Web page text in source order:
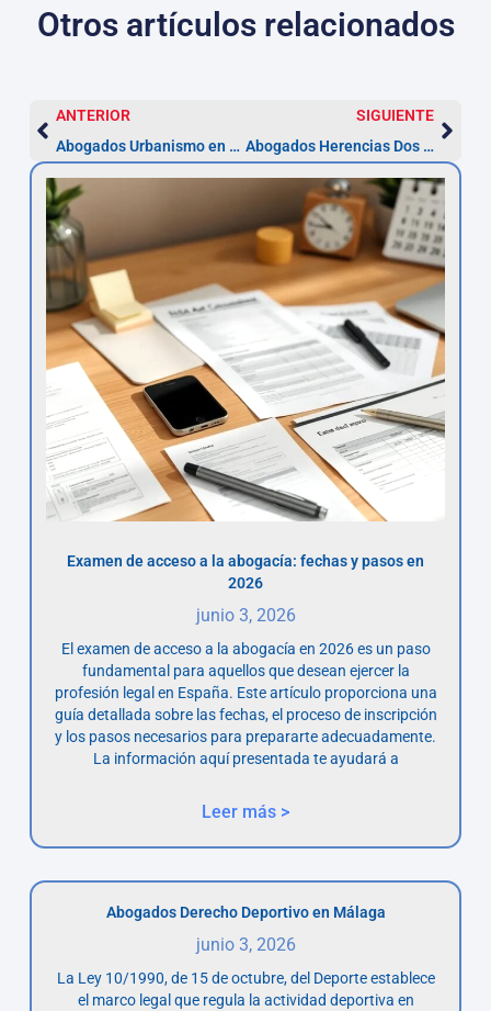
Otros artículos relacionados
ANTERIOR
Abogados Urbanismo en Dos Hermanas: recurso en 2 meses
SIGUIENTE
Abogados Herencias Dos Hermanas — Plazo fiscal 6 meses
Examen de acceso a la abogacía: fechas y pasos en
2026
junio 3, 2026
El examen de acceso a la abogacía en 2026 es un paso
fundamental para aquellos que desean ejercer la
profesión legal en España. Este artículo proporciona una
guía detallada sobre las fechas, el proceso de inscripción
y los pasos necesarios para prepararte adecuadamente.
La información aquí presentada te ayudará a
Leer más >
Abogados Derecho Deportivo en Málaga
junio 3, 2026
La Ley 10/1990, de 15 de octubre, del Deporte establece
el marco legal que regula la actividad deportiva en